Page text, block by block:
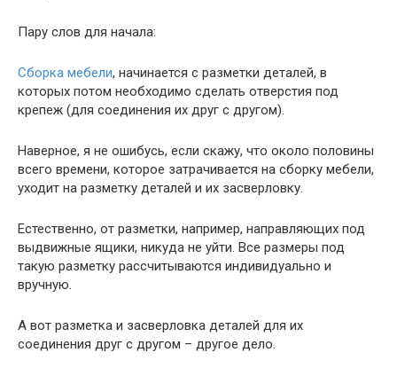
Пару слов для начала:
Сборка мебели, начинается с разметки деталей, в
которых потом необходимо сделать отверстия под
крепеж (для соединения их друг с другом).
Наверное, я не ошибусь, если скажу, что около половины
всего времени, которое затрачивается на сборку мебели,
уходит на разметку деталей и их засверловку.
Естественно, от разметки, например, направляющих под
выдвижные ящики, никуда не уйти. Все размеры под
такую разметку рассчитываются индивидуально и
вручную.
А вот разметка и засверловка деталей для их
соединения друг с другом – другое дело.